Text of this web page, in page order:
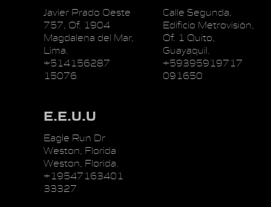
Javier Prado Oeste
757, Of. 1904
Magdalena del Mar,
Lima.
+514156287
15076
Calle Segunda,
Edificio Metrovisión,
Of. 1 Quito,
Guayaquil.
+59395919717
091650
E.E.U.U
Eagle Run Dr
Weston, Florida
Weston, Florida.
+19547163401
33327